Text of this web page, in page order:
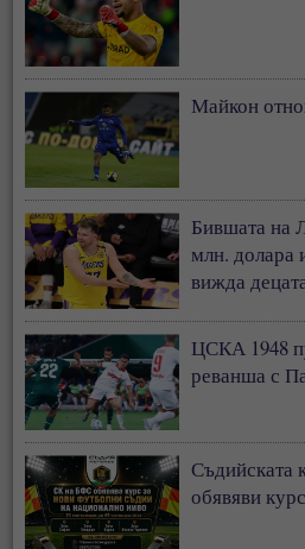
Майкон
Бившата на
млн. долара
вижда
ЦСКА 1948
реванша с
обявяви